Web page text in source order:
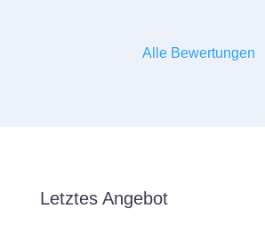
Alle Bewertungen
Letztes Angebot